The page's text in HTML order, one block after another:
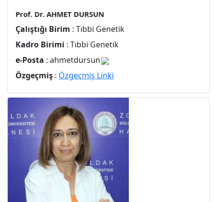
Prof. Dr. AHMET DURSUN
Çalıştığı Birim : Tıbbi Genetik
Kadro Birimi : Tıbbi Genetik
e-Posta : ahmetdursun
Özgeçmiş : Özgeçmiş Linki